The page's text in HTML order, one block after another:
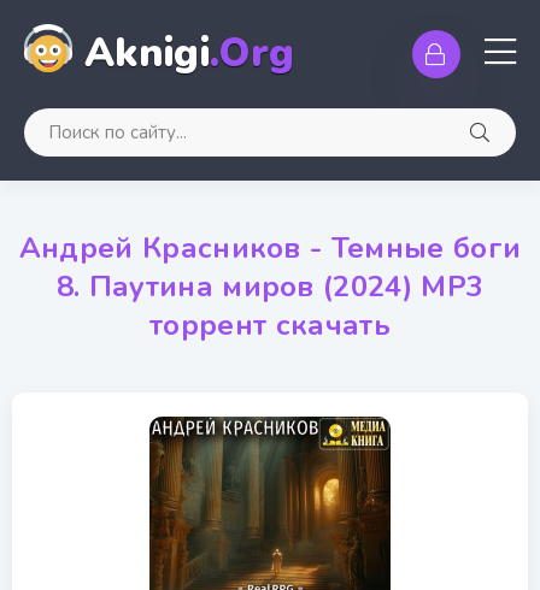
Aknigi.Org
Андрей Красников - Темные боги
8. Паутина миров (2024) MP3
торрент скачать